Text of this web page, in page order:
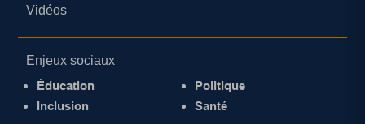
Vidéos
Enjeux sociaux
Éducation
Inclusion
Politique
Santé